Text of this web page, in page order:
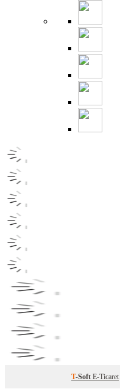
T-Soft E-Ticaret